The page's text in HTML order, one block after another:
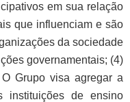
em sua relação
que influenciam e são
da sociedade
governamentais; (4)
Grupo visa agregar a
instituições de ensino